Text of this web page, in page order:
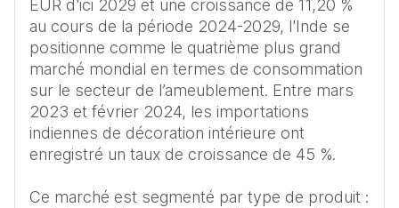
EUR d'ici 2029 et une croissance de 11,20 %
au cours de la période 2024-2029, l'Inde se
positionne comme le quatrième plus grand
marché mondial en termes de consommation
sur le secteur de l’ameublement. Entre mars
2023 et février 2024, les importations
indiennes de décoration intérieure ont
enregistré un taux de croissance de 45 %.
Ce marché est segmenté par type de produit :